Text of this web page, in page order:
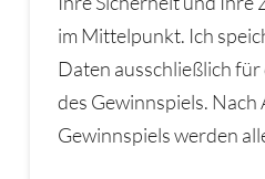
im Mittelpunkt. Ich
Daten ausschließlich
des Gewinnspiels. Nach
Gewinnspiels werden